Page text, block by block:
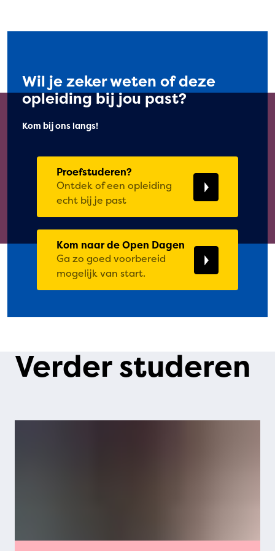
Wil je zeker weten of deze
opleiding bij jou past?
Kom bij ons langs!
Proefstuderen?
Ontdek of een opleiding
echt bij je past
Kom naar de Open Dagen
Ga zo goed voorbereid
mogelijk van start.
Verder studeren